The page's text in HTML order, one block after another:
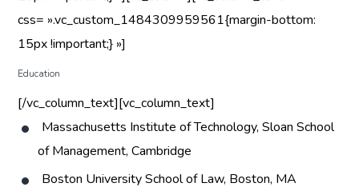
css= ».vc_custom_1484309959561{margin-bottom:
15px !important;} »]
Education
[/vc_column_text][vc_column_text]
Massachusetts Institute of Technology, Sloan School
of Management, Cambridge
Boston University School of Law, Boston, MA